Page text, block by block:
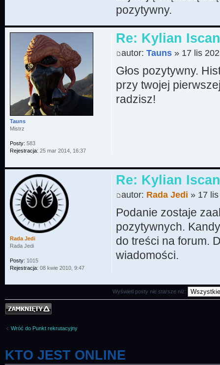
pozytywny.
Re: Kylian
autor:Tauns » 17 lis
Głos pozytywny.
przy twojej
radzisz!
Tauns
Mistrz
Posty: 583
Rejestracja: 25 mar 2014, 16:37
Re: Kylian
autor: Rada Jedi » 17
Podanie zostaje
pozytywnych.
do treści na forum.
wiadomości.
Rada Jedi
Rada Jedi
Posty: 1015
Rejestracja: 08 kwie 2010, 9:47
Wyświetl posty nie starsze niż:
Temat zamknięty
Wróć do Punkt rekrutacyjny
KTO JEST ONLINE